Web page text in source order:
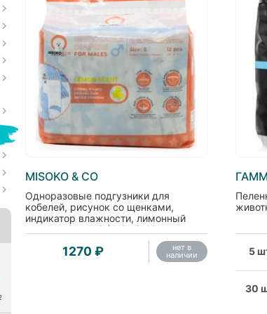
MISOKO & CO
Одноразовые подгузники для
кобелей, рисунок со щенками,
индикатор влажности, лимонный
запах, размер S (4-8кг), 12 шт.
1270 ₽ нет в
наличии 5
30